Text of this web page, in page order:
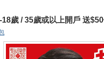
歲 / 35歲或以上開戶 送$50